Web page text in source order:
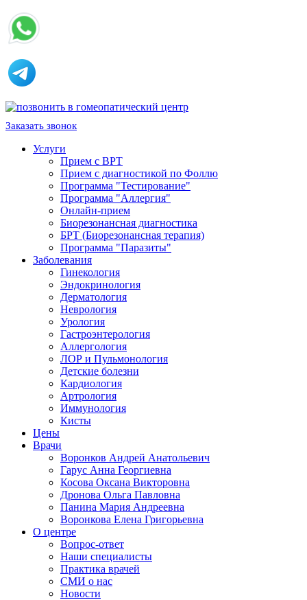
Заказать звонок
Услуги
Прием с ВРТ
Прием с диагностикой по Фоллю
Программа "Тестирование"
Программа "Аллергия"
Онлайн-прием
Биорезонансная диагностика
БРТ (Биорезонансная терапия)
Программа "Паразиты"
Заболевания
Гинекология
Эндокринология
Дерматология
Неврология
Урология
Гастроэнтерология
Аллергология
ЛОР и Пульмонология
Детские болезни
Кардиология
Артрология
Иммунология
Кисты
Цены
Врачи
Воронков Андрей Анатольевич
Гарус Анна Георгиевна
Косова Оксана Викторовна
Дронова Ольга Павловна
Панина Мария Андреевна
Воронкова Елена Григорьевна
О центре
Вопрос-ответ
Наши специалисты
Практика врачей
СМИ о нас
Новости